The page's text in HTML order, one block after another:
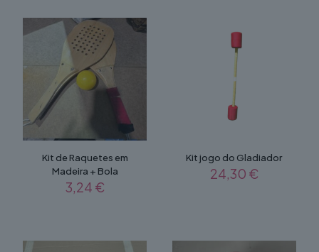
Kit de Raquetes em
Madeira + Bola
3,24 €
Kit jogo do Gladiador
24,30 €